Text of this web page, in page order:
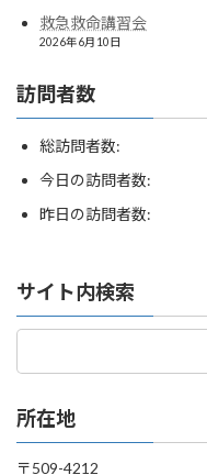
救急救命講習会
2026年6月10日
訪問者数
総訪問者数:
今日の訪問者数:
昨日の訪問者数:
サイト内検索
所在地
〒509-4212